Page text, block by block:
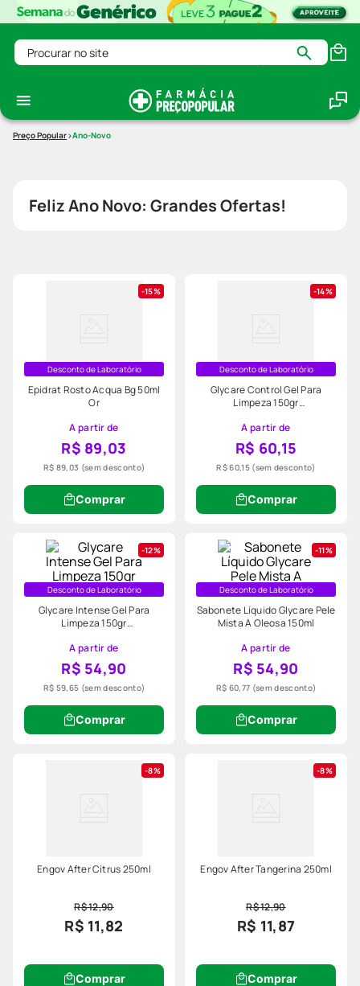
Procurar no site
Ano-Novo
Feliz Ano Novo: Grandes Ofertas!
15%
Desconto de Laboratório
Epidrat Rosto Acqua Bg 50ml
Or
A partir de
R$ 89,03
R$ 89,03 (sem desconto)
Comprar
14%
Desconto de Laboratório
Glycare Control Gel Para
Limpeza 150gr
A partir de
R$ 60,15
R$ 60,15(sem desconto)
Comprar
12%
Desconto de Laboratório
Glycare Intense Gel Para
Limpeza 150gr
A partir de
R$ 54,90
R$ 59,65 (sem desconto)
Comprar
11%
Desconto de Laboratório
Sabonete Líquido Glycare Pele
Mista A Oleosa 150ml
A partir de
R$ 54,90
R$ 60,77 (sem desconto)
Comprar
8%
Engov After Citrus 250ml
R$ 12,90
R$ 11,82
Comprar
8%
Engov After Tangerina 250ml
R$ 12,90
R$ 11,87
Comprar